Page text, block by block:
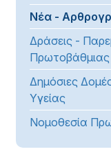
Νέα -
Δράσεις -
Πρωτοβάθμιας
Δημόσιες
Υγείας
Νομοθεσία